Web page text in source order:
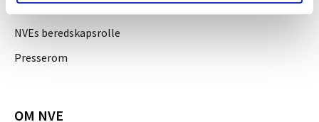
Kontakt
NVEs beredskapsrolle
Presserom
OM NVE